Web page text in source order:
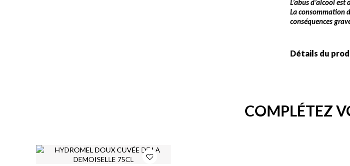
L’abus d’alcool
La consommation
conséquences
Détails du
COMPLÉTEZ